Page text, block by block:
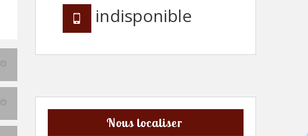
indisponible
Nous localiser